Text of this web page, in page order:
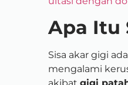
Apa Itu
Sisa akar gigi
mengalami